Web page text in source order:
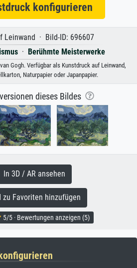
konfigurieren
Leinwand · Bild-ID: 696607
· Berühmte Meisterwerke
Gogh. Verfügbar als Kunstdruck auf Leinwand,
Naturpapier oder Japanpapier.
dieses Bildes
In 3D / AR ansehen
Favoriten hinzufügen
5/5 · Bewertungen anzeigen (5)